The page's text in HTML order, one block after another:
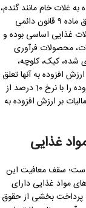
غلات خام مانند گندم،
جو، ذرت، برنج خام، سویا خام تعلق نخواهد گرفت ( مطابق ماده ۹ قانون دائمی
غذایی اساسی بوده و
محصولات فرآوری
شده، کیک، کلوچه،
افزوده به آنها تعلق
خواهد گرفت. شرکت موظف است که مالیات بر ارزش افزوده را با نرخ 10 درصد از
بر ارزش افزوده به
غذایی
است؛ سقف معافیت این
های مواد غذایی دارای
موظف به پرداخت بخشی از حقوق